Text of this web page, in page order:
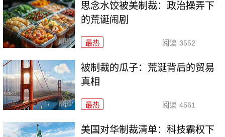
思念水饺被美制裁：政治操弄下
的荒诞闹剧
最热 阅读 3552
被制裁的瓜子：荒诞背后的贸易
真相
最热 阅读 4561
美国对华制裁清单：科技霸权下